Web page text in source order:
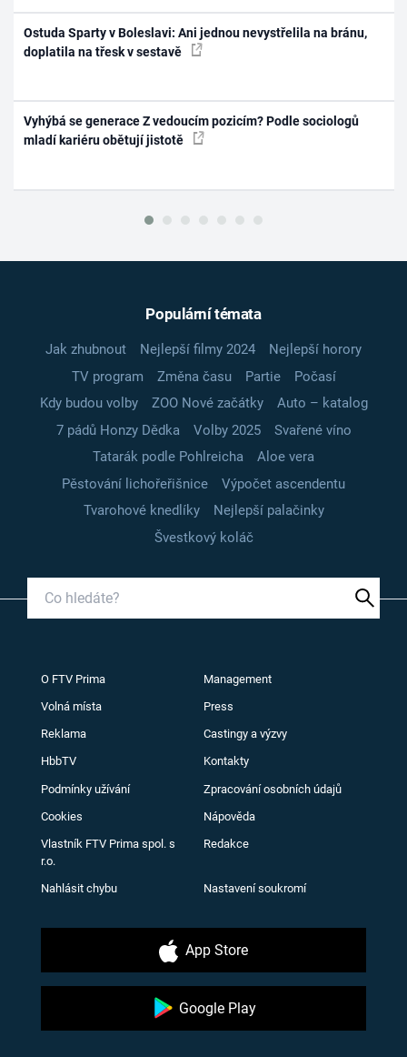
Ostuda Sparty v Boleslavi: Ani jednou nevystřelila na bránu,
doplatila na třesk v sestavě
Vyhýbá se generace Z vedoucím pozicím? Podle sociologů
mladí kariéru obětují jistotě
Populární témata
Jak zhubnout Nejlepší filmy 2024
Nejlepší horory
TV program
Změna času Partie
Počasí
Kdy budou volby
ZOO Nové začátky
Auto – katalog
7 pádů Honzy Dědka
Volby 2025
Svařené víno
Tatarák podle Pohlreicha
Aloe vera
Pěstování lichořeřišnice
Výpočet ascendentu
Tvarohové knedlíky
Nejlepší palačinky
Švestkový koláč
O FTV Prima Management
Volná místa Press
Reklama Castingy a výzvy
HbbTV Kontakty
Podmínky užívání Zpracování osobních údajů
Cookies Nápověda
Vlastník FTV Prima spol. s
r.o.
Redakce
Nahlásit chybu Nastavení soukromí
App Store
Google Play